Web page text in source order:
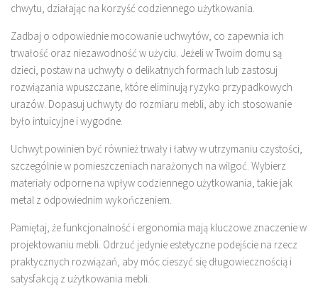
chwytu, działając na korzyść codziennego użytkowania.
Zadbaj o odpowiednie mocowanie uchwytów, co zapewnia ich
trwałość oraz niezawodność w użyciu. Jeżeli w Twoim domu są
dzieci, postaw na uchwyty o delikatnych formach lub zastosuj
rozwiązania wpuszczane, które eliminują ryzyko przypadkowych
urazów. Dopasuj uchwyty do rozmiaru mebli, aby ich stosowanie
było intuicyjne i wygodne.
Uchwyt powinien być również trwały i łatwy w utrzymaniu czystości,
szczególnie w pomieszczeniach narażonych na wilgoć. Wybierz
materiały odporne na wpływ codziennego użytkowania, takie jak
metal z odpowiednim wykończeniem.
Pamiętaj, że funkcjonalność i ergonomia mają kluczowe znaczenie w
projektowaniu mebli. Odrzuć jedynie estetyczne podejście na rzecz
praktycznych rozwiązań, aby móc cieszyć się długowiecznością i
satysfakcją z użytkowania mebli.